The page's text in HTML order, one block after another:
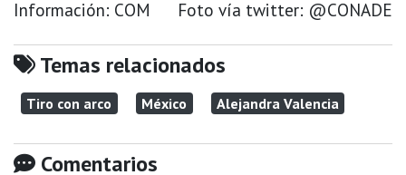
Información: COM Foto vía twitter: @CONADE
Temas relacionados
Tiro con arco México Alejandra Valencia
Comentarios